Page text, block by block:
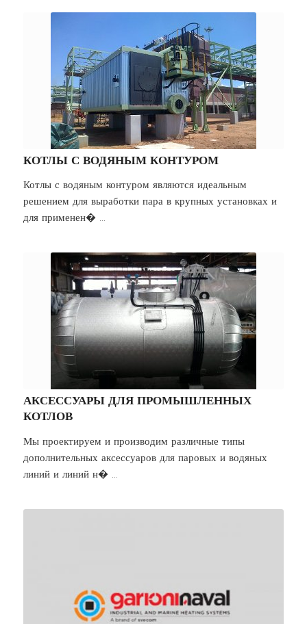
КОТЛЫ С ВОДЯНЫМ КОНТУРОМ
Котлы с водяным контуром являются идеальным
решением для выработки пара в крупных установках и
для применен� ...
АКСЕССУАРЫ ДЛЯ ПРОМЫШЛЕННЫХ
КОТЛОВ
Мы проектируем и производим различные типы
дополнительных аксессуаров для паровых и водяных
линий и линий н� ...